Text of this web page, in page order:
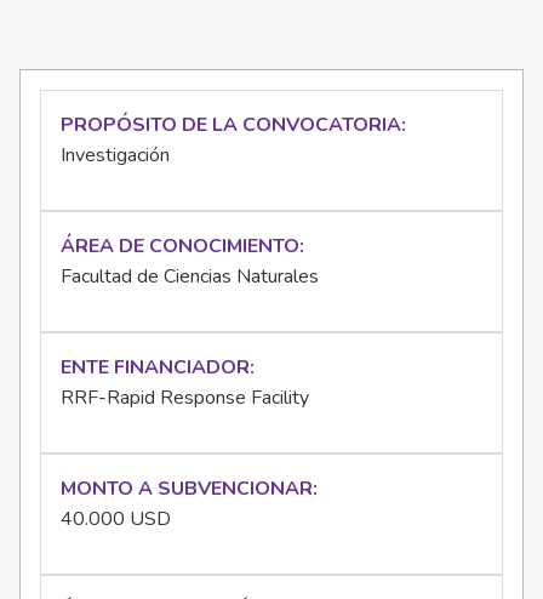
PROPÓSITO DE LA CONVOCATORIA
Investigación
ÁREA DE CONOCIMIENTO
Facultad de Ciencias Naturales
ENTE FINANCIADOR
RRF-Rapid Response Facility
MONTO A SUBVENCIONAR
40.000 USD